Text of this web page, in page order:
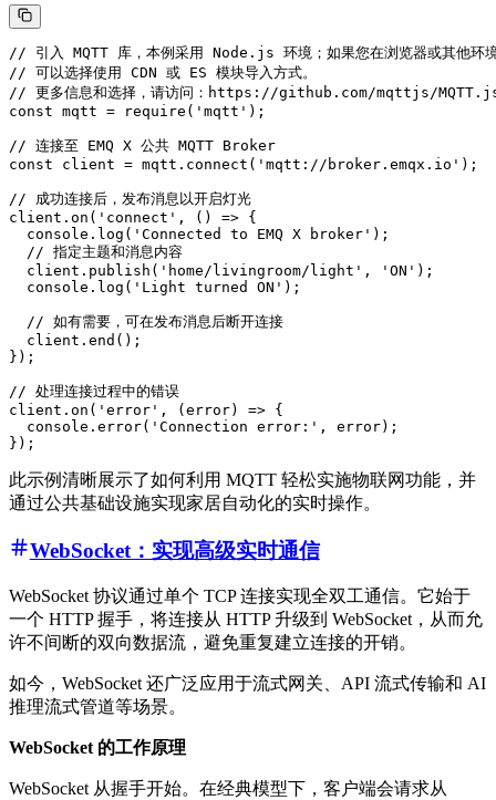
// 引入 MQTT 库，本例采用 Node.js 环境；如果您在浏览器或其他环
// 可以选择使用 CDN 或 ES 模块导入方式。
// 更多信息和选择，请访问：https://github.com/mqttjs/
const mqtt = require('mqtt');
// 连接至 EMQ X 公共 MQTT Broker
const client = mqtt.connect('mqtt://broker.emqx.io');
// 成功连接后，发布消息以开启灯光
client.on('connect', () => {
console.log('Connected to EMQ X broker');
// 指定主题和消息内容
client.publish('home/livingroom/light', 'ON');
console.log('Light turned ON');
// 如有需要，可在发布消息后断开连接
client.end();
});
// 处理连接过程中的错误
client.on('error', (error) => {
console.error('Connection error:', error);
此示例清晰展示了如何利用 MQTT 轻松实施物联网功能，并
通过公共基础设施实现家居自动化的实时操作。
WebSocket：实现高级实时通信
WebSocket 协议通过单个 TCP 连接实现全双工通信。它始于
一个 HTTP 握手，将连接从 HTTP 升级到 WebSocket，从而允
许不间断的双向数据流，避免重复建立连接的开销。
如今，WebSocket 还广泛应用于流式网关、API 流式传输和 AI
推理流式管道等场景。
WebSocket 的工作原理
WebSocket 从握手开始。在经典模型下，客户端会请求从